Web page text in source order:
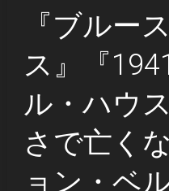
『ブルー
ス』『
ル・ハウ
さで亡く
ョン・ベ